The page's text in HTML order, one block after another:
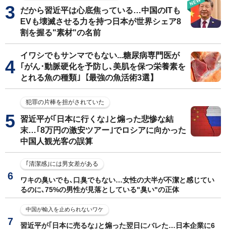
だから習近平は心底焦っている…中国のITも
EVも壊滅させる力を持つ日本が世界シェア8
割を握る"素材"の名前
イワシでもサンマでもない...糖尿病専門医が
｢がん･動脈硬化を予防し､美肌を保つ栄養素を
とれる魚の種類｣【最強の魚活術3選】
犯罪の片棒を担がされていた
習近平が｢日本に行くな｣と煽った悲惨な結
末…｢8万円の激安ツアー｣でロシアに向かった
中国人観光客の誤算
｢清潔感｣には男女差がある
ワキの臭いでも､口臭でもない…女性の大半が不潔と感じてい
るのに､75%の男性が見落としている"臭い"の正体
中国が輸入を止められないワケ
習近平が｢日本に売るな｣と煽った翌日にバレた…日本企業に6